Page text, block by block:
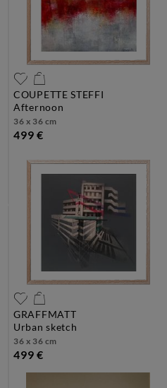
COUPETTE STEFFI
afternoon
36 x 36 cm
499 €
GRAFFMATT
urban sketch
36 x 36 cm
499 €